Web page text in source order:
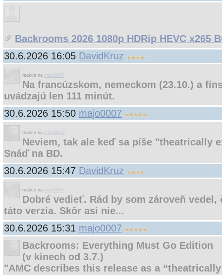
Backrooms 2026 1080p HDRip HEVC x265
30.6.2026 16:05 DavidKruz
reakce na majo0007
Na francúzskom, nemeckom (23.10.) a
uvádzajú len 111 minút.
30.6.2026 15:50 majo0007
reakce na DavidKruz
Neviem, tak ale keď sa píše "theatrically
Snáď na BD.
30.6.2026 15:47 DavidKruz
reakce na majo0007
Dobré vedieť. Rád by som zároveň vedel,
táto verzia. Skôr asi nie...
30.6.2026 15:31 majo0007
Backrooms: Everything Must Go Edition
(v kinech od 3.7.)
"AMC describes this release as a